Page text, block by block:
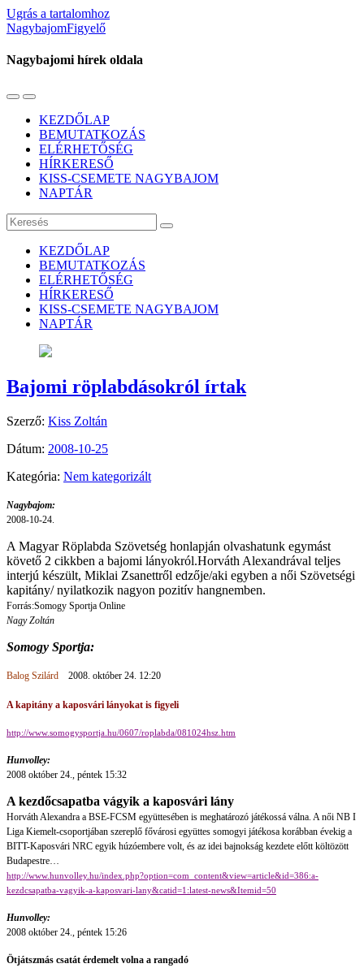
Ugrás a tartalomhoz
NagybajomFigyelő
Nagybajomi hírek oldala
Váltás
mobil
menüre
Használja
keresés
mezőt
KEZDŐLAP
BEMUTATKOZÁS
ELÉRHETŐSÉG
HÍRKERESŐ
KISS-CSEMETE NAGYBAJOM
NAPTÁR
Keresés
KEZDŐLAP
BEMUTATKOZÁS
ELÉRHETŐSÉG
HÍRKERESŐ
KISS-CSEMETE NAGYBAJOM
NAPTÁR
Bajomi röplabdásokról írtak
Szerző: Kiss Zoltán
Dátum: 2008-10-25
Kategória: Nem kategorizált
Nagybajom:
2008-10-24.
A Magyar Röplabda Szövetség honlapján olvashatunk egymást
követő 2 cikkben a bajomi lányokról.Horváth Alexandrával teljes
interjú készült, Miklai Zsanettről edzője/aki egyben a női Szövetségi
kapitány/ nyilatkozik nagyon pozitív hangnemben.
Forrás:Somogy Sportja Online
Nagy Zoltán
Somogy Sportja:
Balog Szilárd 2008. október 24. 12:20
A kapitány a kaposvári lányokat is figyeli
http://www.somogysportja.hu/0607/roplabda/081024hsz.htm
Hunvolley:
2008 október 24., péntek 15:32
A kezdőcsapatba vágyik a kaposvári lány
Horváth Alexandra a BSE-FCSM együttesében is meghatározó játékossá válna. A női NB I
Liga Kiemelt-csoportjában szereplő fővárosi együttes somogyi játékosa korábban évekig a
BITT-Kaposvári NRC egyik húzóembere volt, és az idei bajnokság kezdete előtt költözött
Budapestre…
http://www.hunvolley.hu/index.php?option=com_content&view=article&id=386:a-
kezdcsapatba-vagyik-a-kaposvari-lany&catid=1:latest-news&Itemid=50
Hunvolley:
2008 október 24., péntek 15:26
Ötjátszmás csatát érdemelt volna a rangadó